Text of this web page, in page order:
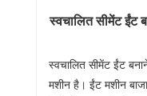
स्वचालित सीमेंट ईंट
स्वचालित सीमेंट ईंट
मशीन है। ईंट मशीन